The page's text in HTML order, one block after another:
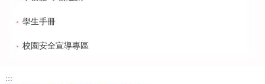
學生手冊
校園安全宣導專區
:::